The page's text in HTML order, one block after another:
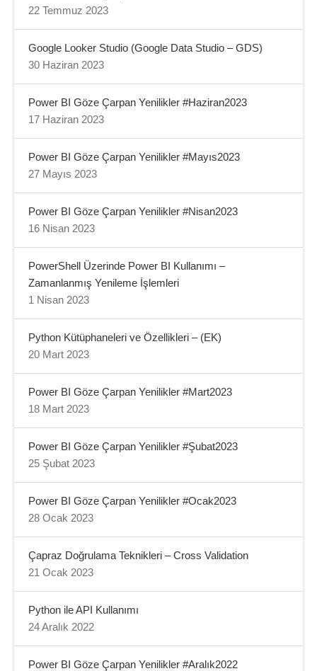
22 Temmuz 2023
Google Looker Studio (Google Data Studio – GDS)
30 Haziran 2023
Power BI Göze Çarpan Yenilikler #Haziran2023
17 Haziran 2023
Power BI Göze Çarpan Yenilikler #Mayıs2023
27 Mayıs 2023
Power BI Göze Çarpan Yenilikler #Nisan2023
16 Nisan 2023
PowerShell Üzerinde Power BI Kullanımı –
Zamanlanmış Yenileme İşlemleri
1 Nisan 2023
Python Kütüphaneleri ve Özellikleri – (EK)
20 Mart 2023
Power BI Göze Çarpan Yenilikler #Mart2023
18 Mart 2023
Power BI Göze Çarpan Yenilikler #Şubat2023
25 Şubat 2023
Power BI Göze Çarpan Yenilikler #Ocak2023
28 Ocak 2023
Çapraz Doğrulama Teknikleri – Cross Validation
21 Ocak 2023
Python ile API Kullanımı
24 Aralık 2022
Power BI Göze Çarpan Yenilikler #Aralık2022